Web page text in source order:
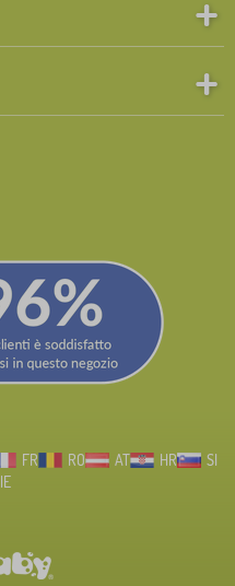
FR RO AT HR
SI
IE